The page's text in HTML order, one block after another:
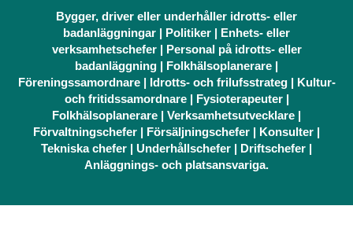
Bygger, driver eller underhåller idrotts- eller
badanläggningar | Politiker | Enhets- eller
verksamhetschefer | Personal på idrotts- eller
badanläggning | Folkhälsoplanerare |
Föreningssamordnare | Idrotts- och frilufsstrateg | Kultur-
och fritidssamordnare | Fysioterapeuter |
Folkhälsoplanerare | Verksamhetsutvecklare |
Förvaltningschefer | Försäljningschefer | Konsulter |
Tekniska chefer | Underhållschefer | Driftschefer |
Anläggnings- och platsansvariga.